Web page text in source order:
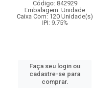
Código: 842929
Embalagem: Unidade
Caixa Com: 120 Unidade(s)
IPI: 9.75%
Faça seu login ou
cadastre-se para
comprar.